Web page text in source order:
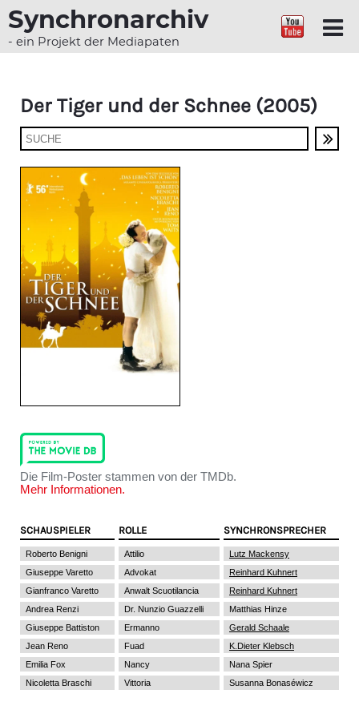
Synchronarchiv
- ein Projekt der Mediapaten
Der Tiger und der Schnee (2005)
Die Film-Poster stammen von der TMDb.
Mehr Informationen.
SCHAUSPIELER ROLLE SYNCHRONSPRECHER
Roberto Benigni Attilio
Lutz Mackensy
Giuseppe Varetto
Advokat
Reinhard Kuhnert
Gianfranco Varetto
Anwalt Scuotilancia
Reinhard Kuhnert
Andrea Renzi
Dr. Nunzio Guazzelli
Matthias Hinze
Giuseppe Battiston
Ermanno
Gerald Schaale
Jean Reno
Fuad
K.Dieter Klebsch
Emilia Fox
Nancy
Nana Spier
Nicoletta Braschi
Vittoria Susanna Bonaséwicz